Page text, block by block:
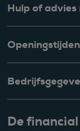
Hulp of advies
Openingstijden
De